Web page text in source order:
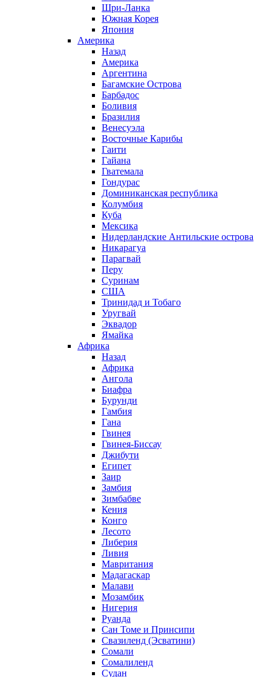
Шри-Ланка
Южная Корея
Япония
Америка
Назад
Америка
Аргентина
Багамские Острова
Барбадос
Боливия
Бразилия
Венесуэла
Восточные Карибы
Гаити
Гайана
Гватемала
Гондурас
Доминиканская республика
Колумбия
Куба
Мексика
Нидерландские Антильские острова
Никарагуа
Парагвай
Перу
Суринам
США
Тринидад и Тобаго
Уругвай
Эквадор
Ямайка
Африка
Назад
Африка
Ангола
Биафра
Бурунди
Гамбия
Гана
Гвинея
Гвинея-Биссау
Джибути
Египет
Заир
Замбия
Зимбабве
Кения
Конго
Лесото
Либерия
Ливия
Мавритания
Мадагаскар
Малави
Мозамбик
Нигерия
Руанда
Сан Томе и Принсипи
Свазиленд (Эсватини)
Сомали
Сомалиленд
Судан